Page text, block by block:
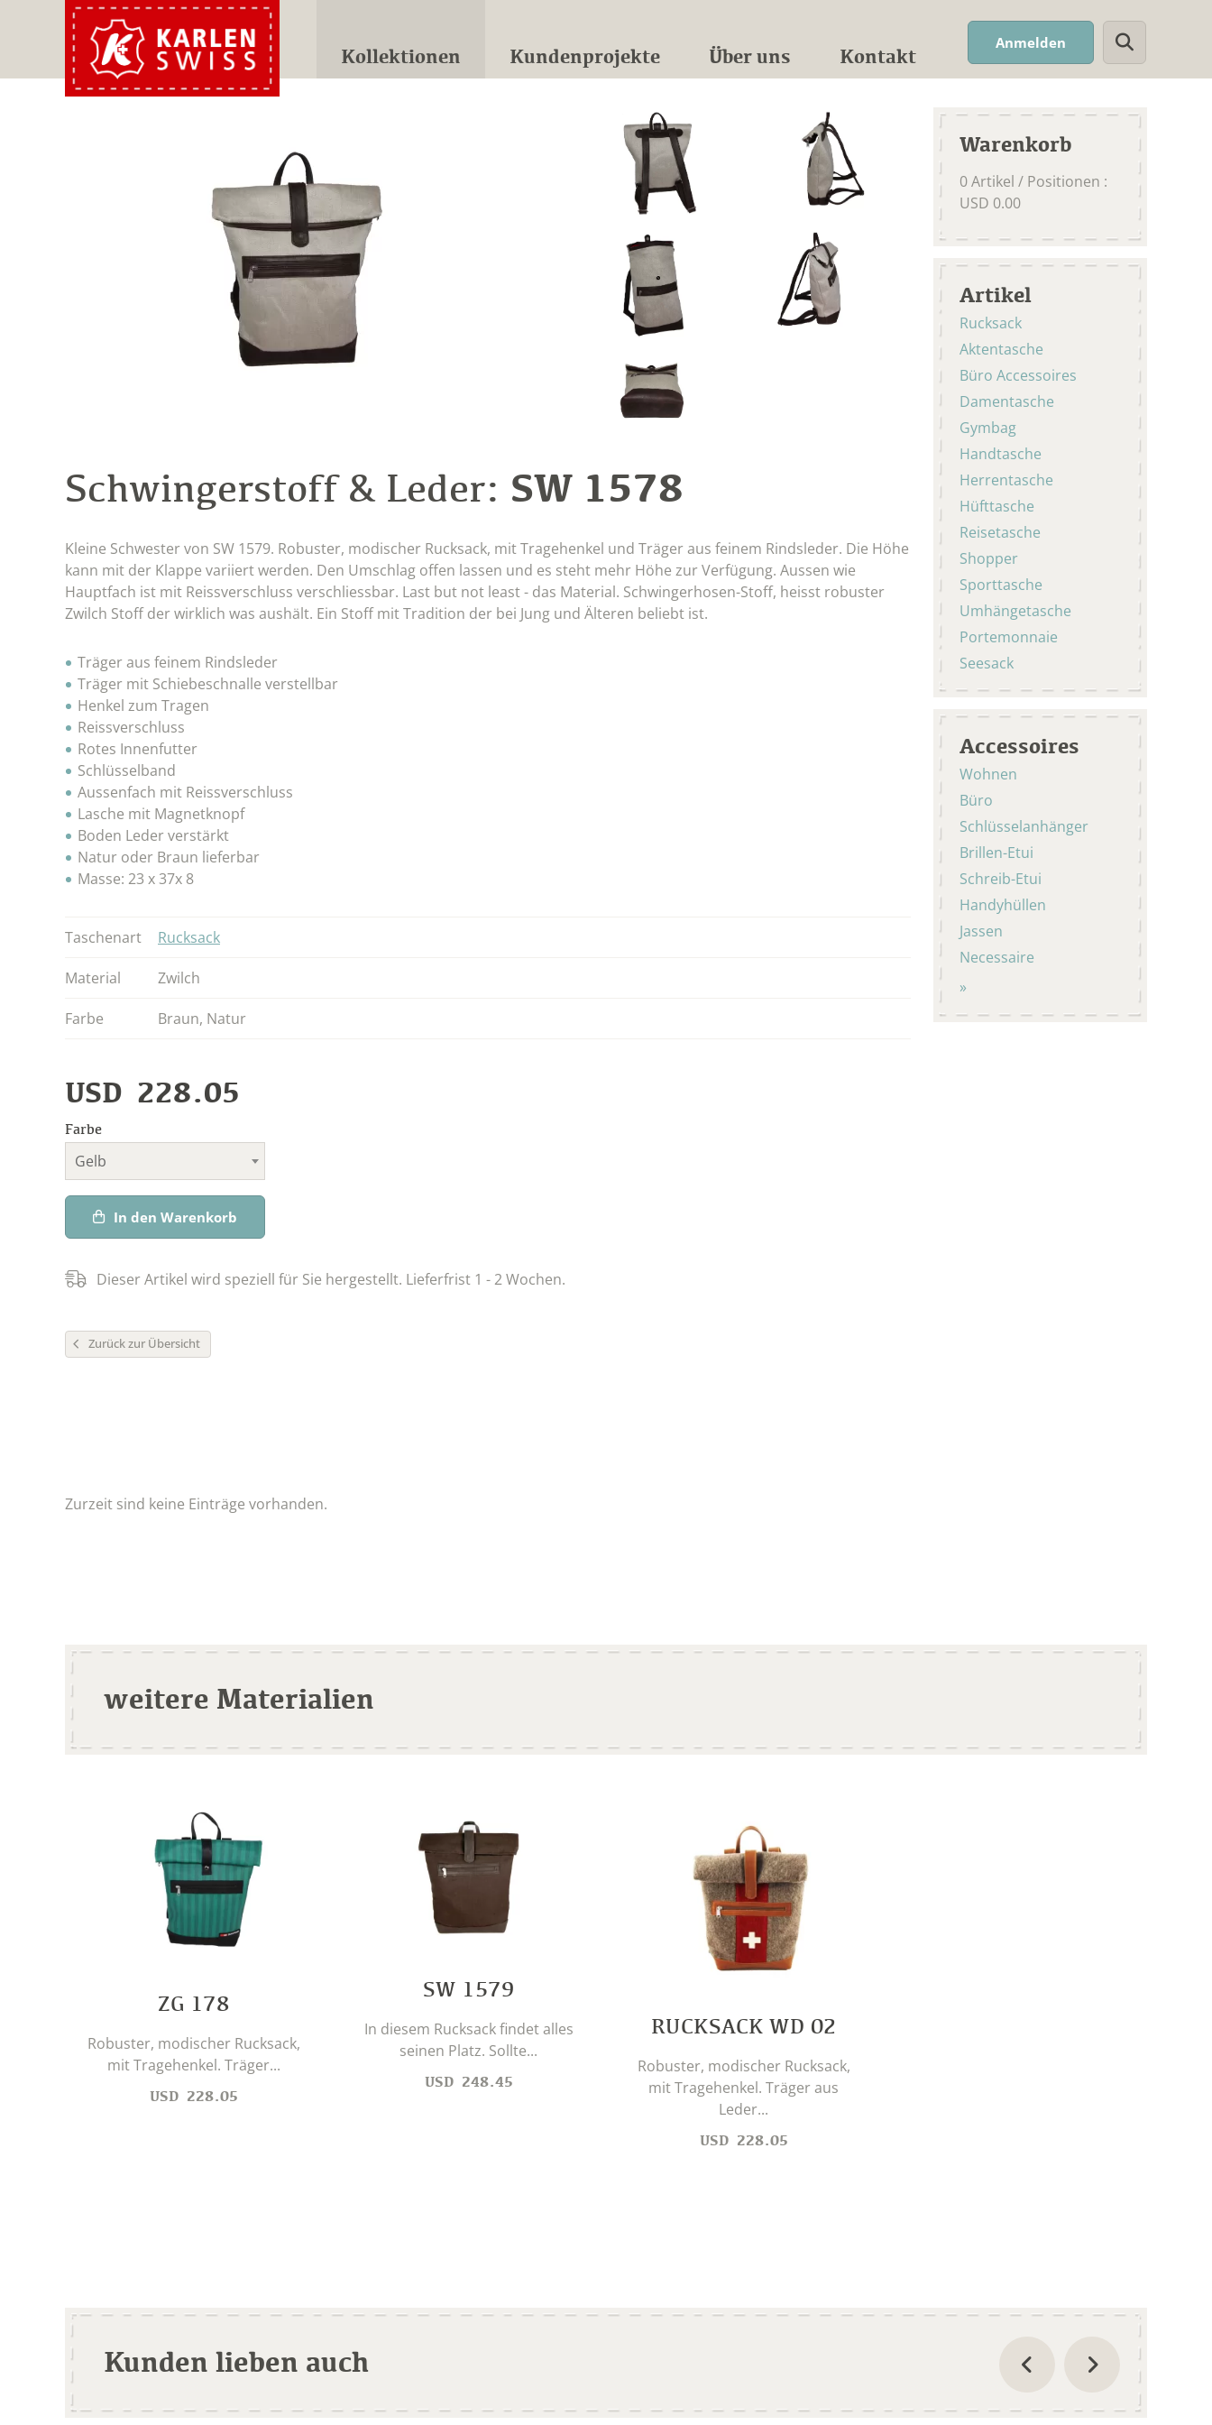
Kollektionen Kundenprojekte Über uns Kontakt
Anmelden Suchwort
Warenkorb
0Artikel / Positionen :
USD 0.00
Artikel
Rucksack
Aktentasche
Büro Accessoires
Damentasche
Gymbag
Handtasche
Herrentasche
Hüfttasche
Reisetasche
Shopper
Sporttasche
Umhängetasche
Portemonnaie
Seesack
Accessoires
Wohnen
Büro
Schlüsselanhänger
Brillen-Etui
Schreib-Etui
Handyhüllen
Jassen
Necessaire
Schwingerstoff & Leder: SW 1578
Kleine Schwester von SW 1579. Robuster, modischer Rucksack, mit Tragehenkel und Träger aus feinem Rindsleder. Die Höhe
kann mit der Klappe variiert werden. Den Umschlag offen lassen und es steht mehr Höhe zur Verfügung. Aussen wie
Hauptfach ist mit Reissverschluss verschliessbar. Last but not least - das Material. Schwingerhosen-Stoff, heisst robuster
Zwilch Stoff der wirklich was aushält. Ein Stoff mit Tradition der bei Jung und Älteren beliebt ist.
Träger aus feinem Rindsleder
Träger mit Schiebeschnalle verstellbar
Henkel zum Tragen
Reissverschluss
Rotes Innenfutter
Schlüsselband
Aussenfach mit Reissverschluss
Lasche mit Magnetknopf
Boden Leder verstärkt
Natur oder Braun lieferbar
Masse: 23 x 37x 8
Taschenart Rucksack
Material Zwilch
Farbe Braun, Natur
USD 228.05
Farbe
Gelb
In den Warenkorb
Dieser Artikel wird speziell für Sie hergestellt. Lieferfrist 1 - 2 Wochen.
Zurück zur Übersicht
Zurzeit sind keine Einträge vorhanden.
weitere Materialien
ZG 178
Robuster, modischer Rucksack,
mit Tragehenkel. Träger...
USD 228.05
SW 1579
In diesem Rucksack findet alles
seinen Platz. Sollte...
USD 248.45
RUCKSACK WD 02
Robuster, modischer Rucksack,
mit Tragehenkel. Träger aus
Leder...
USD 228.05
Kunden lieben auch